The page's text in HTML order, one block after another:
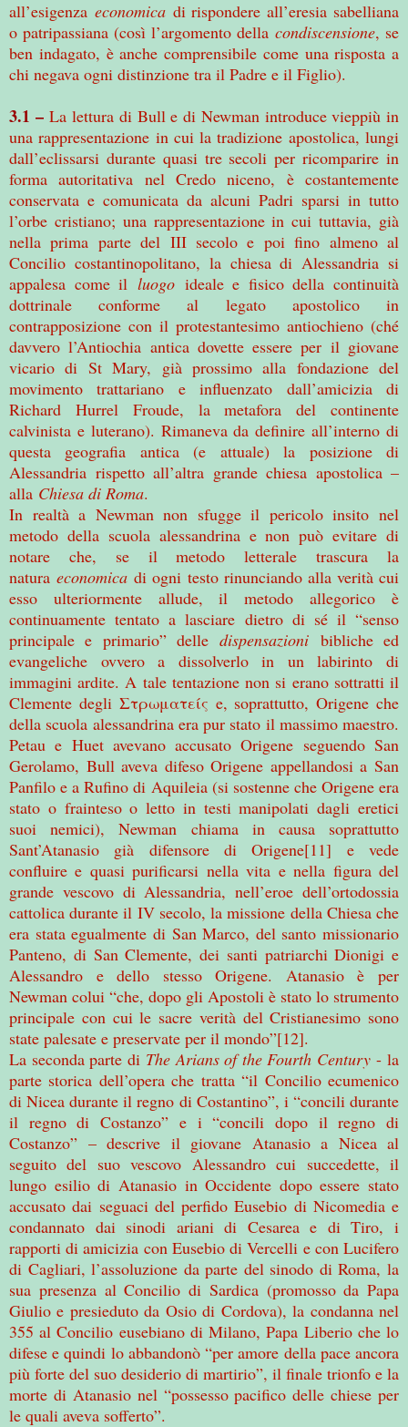
all’esigenza economicadi rispondere all’eresia sabelliana
o patripassiana (così l’argomento della condiscensione, se
ben indagato, è anche comprensibile come una risposta a
chi negava ogni distinzione tra il Padre e il Figlio).
3.1 –La lettura di Bull e di Newman introduce vieppiù in
una rappresentazione in cui la tradizione apostolica, lungi
dall’eclissarsi durante quasi tre secoli per ricomparire in
forma autoritativa nel Credo niceno, è costantemente
conservata e comunicata da alcuni Padri sparsi in tutto
l’orbe cristiano; una rappresentazione in cui tuttavia, già
nella prima parte del III secolo e poi fino almeno al
Concilio costantinopolitano, la chiesa di Alessandria si
appalesa come il luogoideale e fisico della continuità
dottrinale conforme al legato apostolico in
contrapposizione con il protestantesimo antiochieno (ché
davvero l’Antiochia antica dovette essere per il giovane
vicario di St Mary, già prossimo alla fondazione del
movimento trattariano e influenzato dall’amicizia di
Richard Hurrel Froude, la metafora del continente
calvinista e luterano). Rimaneva da definire all’interno di
questa geografia antica (e attuale) la posizione di
Alessandria rispetto all’altra grande chiesa apostolica –
alla Chiesa di Roma.
In realtà a Newman non sfugge il pericolo insito nel
metodo della scuola alessandrina e non può evitare di
notare che, se il metodo letterale trascura la
naturaeconomica di ogni testo rinunciando alla verità cui
esso ulteriormente allude, il metodo allegorico è
continuamente tentato a lasciare dietro di sé il “senso
principale e primario” delledispensazioni bibliche ed
evangeliche ovvero a dissolverlo in un labirinto di
immagini ardite. A tale tentazione non si erano sottratti il
Clemente degli Στρωματείς e, soprattutto, Origene che
della scuola alessandrina era pur stato il massimo maestro.
Petau e Huet avevano accusato Origene seguendo San
Gerolamo, Bull aveva difeso Origene appellandosi a San
Panfilo e a Rufino di Aquileia (si sostenne che Origene era
stato o frainteso o letto in testi manipolati dagli eretici
suoi nemici), Newman chiama in causa soprattutto
Sant’Atanasio già difensore di Origene[11] e vede
confluire e quasi purificarsi nella vita e nella figura del
grande vescovo di Alessandria, nell’eroe dell’ortodossia
cattolica durante il IV secolo, la missione della Chiesa che
era stata egualmente di San Marco, del santo missionario
Panteno, di San Clemente, dei santi patriarchi Dionigi e
Alessandro e dello stesso Origene. Atanasio è per
Newman colui “che, dopo gli Apostoli è stato lo strumento
principale con cui le sacre verità del Cristianesimo sono
state palesate e preservate per il mondo”[12].
La seconda parte di The Arians of the Fourth Century- la
parte storica dell’opera che tratta “il Concilio ecumenico
di Nicea durante il regno di Costantino”, i “concili durante
il regno di Costanzo” e i “concili dopo il regno di
Costanzo” – descrive il giovane Atanasio a Nicea al
seguito del suo vescovo Alessandro cui succedette, il
lungo esilio di Atanasio in Occidente dopo essere stato
accusato dai seguaci del perfido Eusebio di Nicomedia e
condannato dai sinodi ariani di Cesarea e di Tiro, i
rapporti di amicizia con Eusebio di Vercelli e con Lucifero
di Cagliari, l’assoluzione da parte del sinodo di Roma, la
sua presenza al Concilio di Sardica (promosso da Papa
Giulio e presieduto da Osio di Cordova), la condanna nel
355 al Concilio eusebiano di Milano, Papa Liberio che lo
difese e quindi lo abbandonò “per amore della pace ancora
più forte del suo desiderio di martirio”, il finale trionfo e la
morte di Atanasio nel “possesso pacifico delle chiese per
le quali aveva sofferto”.